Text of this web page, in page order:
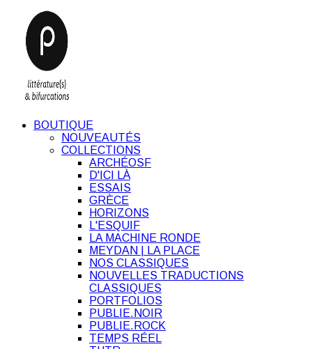
BOUTIQUE
NOUVEAUTÉS
COLLECTIONS
ARCHÉOSF
D'ICI LÀ
ESSAIS
GRÈCE
HORIZONS
L'ESQUIF
LA MACHINE RONDE
MEYDAN | LA PLACE
NOS CLASSIQUES
NOUVELLES TRADUCTIONS
CLASSIQUES
PORTFOLIOS
PUBLIE.NOIR
PUBLIE.ROCK
TEMPS RÉEL